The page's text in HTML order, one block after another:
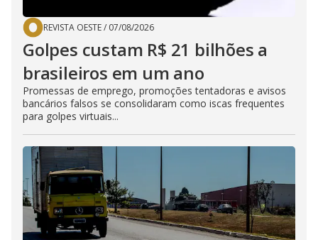
REVISTA OESTE/ 07/08/2026
Golpes custam R$ 21 bilhões a
brasileiros em um ano
Promessas de emprego, promoções tentadoras e avisos
bancários falsos se consolidaram como iscas frequentes
para golpes virtuais...